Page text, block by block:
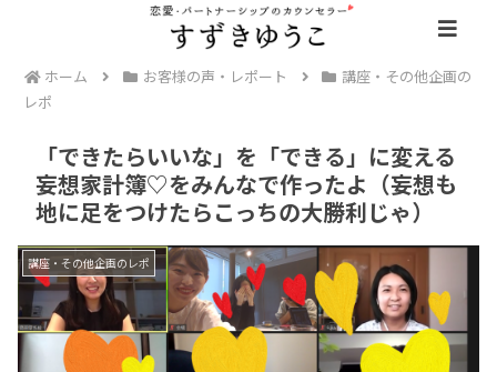
ホーム お客様の声・レポート
講座・その他企画の
レポ
「できたらいいな」を「できる」に変える
妄想家計簿♡をみんなで作ったよ（妄想も
地に足をつけたらこっちの大勝利じゃ）
講座・その他企画のレポ